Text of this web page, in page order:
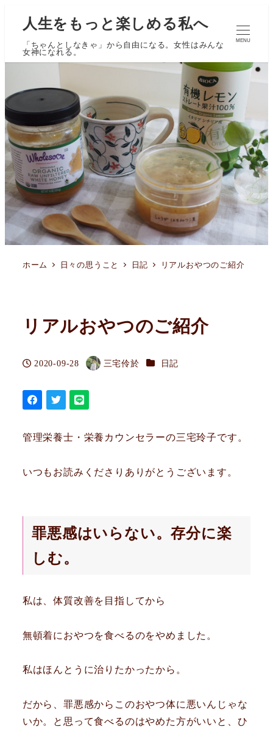
人生をもっと楽しめる私へ
「ちゃんとしなきゃ」から自由になる。女性はみんな
女神になれる。
MENU
ホーム 日々の思うこと 日記 リアルおやつのご紹介
リアルおやつのご紹介
投稿日
2020-09-28
著
三宅伶於 カテゴリー
日記
管理栄養士・栄養カウンセラーの三宅玲子です。
いつもお読みくださりありがとうございます。
罪悪感はいらない。存分に楽
しむ。
私は、体質改善を目指してから
無頓着におやつを食べるのをやめました。
私はほんとうに治りたかったから。
だから、罪悪感からこのおやつ体に悪いんじゃな
いか。と思って食べるのはやめた方がいいと、ひ